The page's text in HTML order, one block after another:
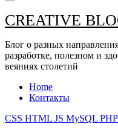
CREATIVE
Блог о разных
разработке, полезном и
веяниях столетий
Home
Контакты
CSS HTML JS MySQL PHP